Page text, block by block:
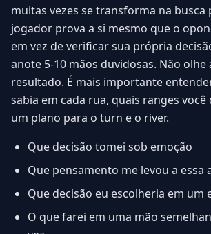
muitas vezes se transforma na busca
jogador prova a si mesmo que o
em vez de verificar sua própria
anote 5-10 mãos duvidosas. Não olhe
resultado. É mais importante
sabia em cada rua, quais ranges você
um plano para o turn e o river.
Que decisão tomei sob emoção
Que pensamento me levou a essa
Que decisão eu escolheria em um
O que farei em uma mão